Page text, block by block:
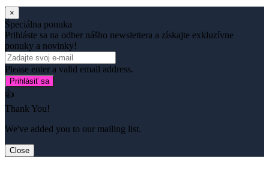
×
Špeciálna ponuka
Prihláste sa na odber nášho newslettera a získajte exkluzívne
ponuky a novinky!
Please enter a valid email address.
Prihlásiť sa
👍
Thank You!
We've added you to our mailing list.
Close